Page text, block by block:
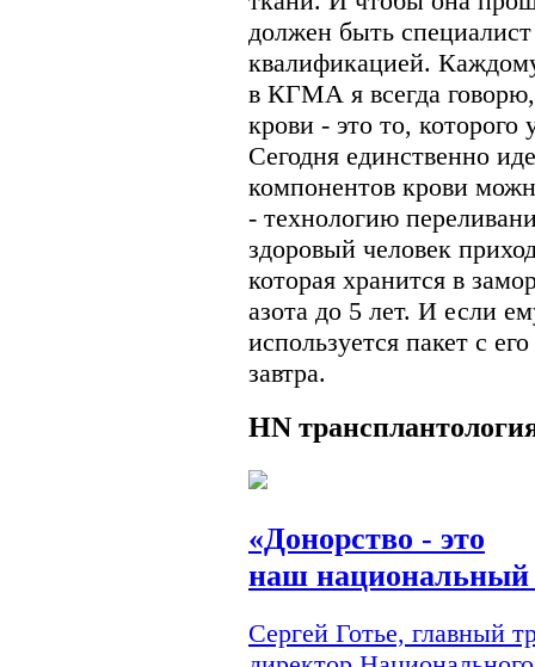
должен быть
квалификацией.
в КГМА я всегда
крови - это то, которого
Сегодня единственно
компонентов крови
- технологию
здоровый человек
которая хранится в
азота до 5 лет. И если
используется пакет с
завтра.
HN
«Донорство - это
наш национальный
Сергей Готье, главный